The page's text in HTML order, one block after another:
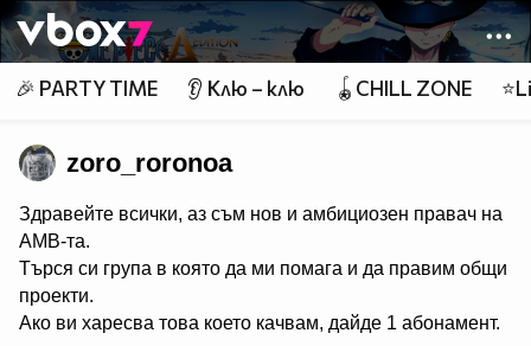
Member of
👾
🎉 PARTY TIME 👂 Клю – клю 🪀CHILL ZONE
zoro_roronoa
Здравейте всички, аз съм нов и амбициозен правач на
АМВ-та.
Търся си група в която да ми помага и да правим общи
проекти.
Ако ви харесва това което качвам, дайде 1 абонамент.